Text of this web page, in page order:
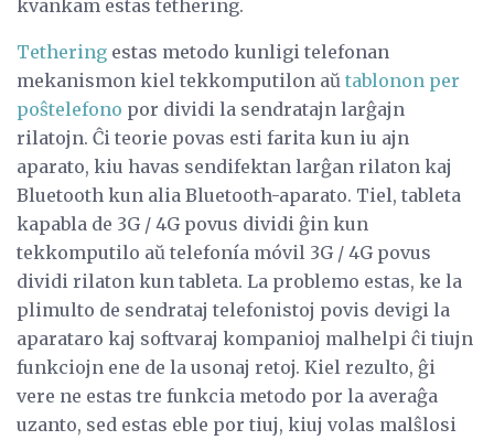
kvankam estas tethering.
Tethering estas metodo kunligi telefonan
mekanismon kiel tekkomputilon aŭ tablonon per
poŝtelefono por dividi la sendratajn larĝajn
rilatojn. Ĉi teorie povas esti farita kun iu ajn
aparato, kiu havas sendifektan larĝan rilaton kaj
Bluetooth kun alia Bluetooth-aparato. Tiel, tableta
kapabla de 3G / 4G povus dividi ĝin kun
tekkomputilo aŭ telefonía móvil 3G / 4G povus
dividi rilaton kun tableta. La problemo estas, ke la
plimulto de sendrataj telefonistoj povis devigi la
aparataro kaj softvaraj kompanioj malhelpi ĉi tiujn
funkciojn ene de la usonaj retoj. Kiel rezulto, ĝi
vere ne estas tre funkcia metodo por la averaĝa
uzanto, sed estas eble por tiuj, kiuj volas malŝlosi